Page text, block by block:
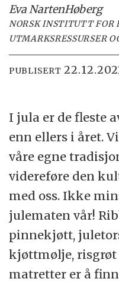
Eva NartenHøberg
NORSK INSTITUTT
UTMARKSRESSURSER
PUBLISERT
I jula er de fleste
enn ellers i året.
våre egne
videreføre den
med oss. Ikke
julematen vår!
pinnekjøtt,
kjøttmølje,
matretter er å